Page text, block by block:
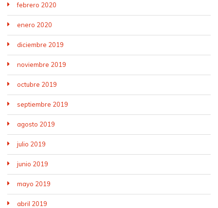
febrero 2020
enero 2020
diciembre 2019
noviembre 2019
octubre 2019
septiembre 2019
agosto 2019
julio 2019
junio 2019
mayo 2019
abril 2019